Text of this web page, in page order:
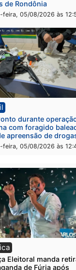
Brasil
TCE reúne
Governo e apresenta
diagnóstico que
rumos de Rondônia
quarta-feira, 05/08/
Brasil
Confronto durante
termina com
grande apreensão
quarta-feira, 05/08/